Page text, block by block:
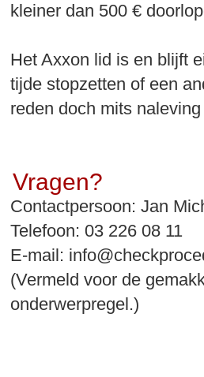
kleiner dan 500 €
Het Axxon lid is en blijft
tijde stopzetten of een
reden doch mits
Vragen?
Contactpersoon: Jan
Telefoon: 03 226 08 11
E-mail:
(Vermeld voor de
onderwerpregel.)